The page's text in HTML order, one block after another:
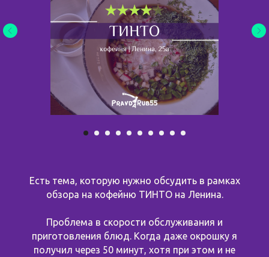
Есть тема, которую нужно обсудить в рамках
обзора на кофейню ТИНТО на Ленина.
Проблема в скорости обслуживания и
приготовления блюд. Когда даже окрошку я
получил через 50 минут, хотя при этом и не